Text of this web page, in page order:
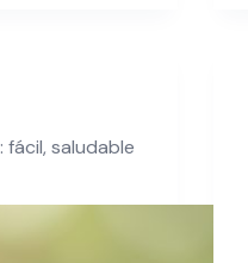
saludable